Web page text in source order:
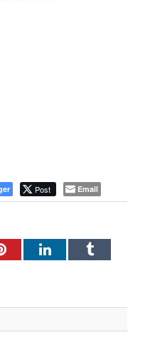
Post Email
PinterestLinkedInTumblr